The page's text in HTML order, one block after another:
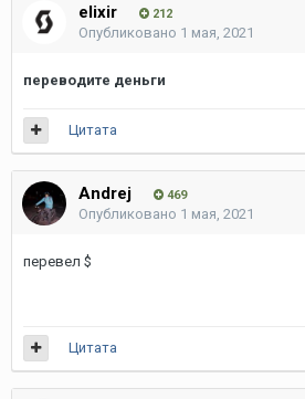
elixir 212
Опубликовано 1 мая, 2021
переводите деньги
Цитата
Andrej 469
Опубликовано 1 мая, 2021
перевел $
Цитата